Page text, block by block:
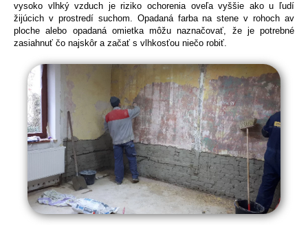
vysoko vlhký vzduch je riziko ochorenia oveľa vyššie ako u ľudí
žijúcich v prostredí suchom. Opadaná farba na stene v rohoch av
ploche alebo opadaná omietka môžu naznačovať, že je potrebné
zasiahnuť čo najskôr a začať s vlhkosťou niečo robiť.